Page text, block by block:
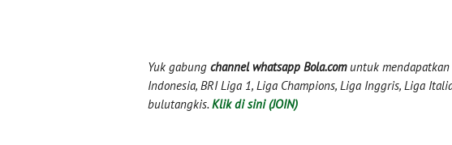
Yuk gabung channel whatsapp Bola.comuntuk
Indonesia, BRI Liga 1, Liga Champions, Liga Inggris, Liga
bulutangkis. Klik di sini (JOIN)